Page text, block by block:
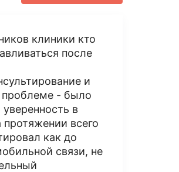
клиники кто
после
и
проблеме - было
в
протяжении всего
как до
связи, не